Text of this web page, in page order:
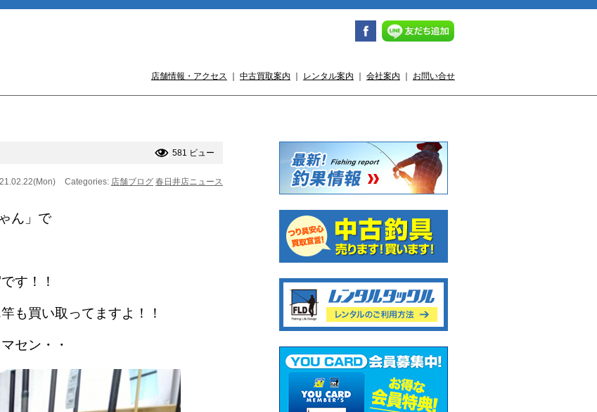
店舗情報・アクセス 中古買取案内 レンタル案内 会社案内 お問い合せ
581 ビュー
Categories: 店舗ブログ 春日井店ニュース
ん」で
す！！
も買い取ってますよ！！
セン・・